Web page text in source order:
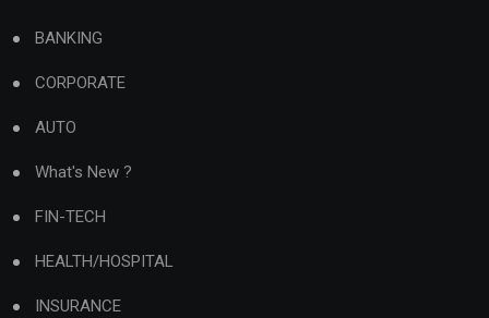
BANKING
CORPORATE
AUTO
What's New ?
FIN-TECH
HEALTH/HOSPITAL
INSURANCE